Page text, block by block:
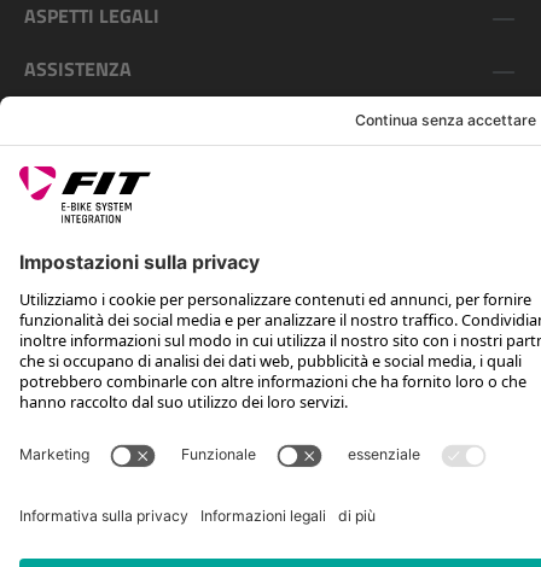
ASPETTI LEGALI
ASSISTENZA
SEGUICI SU
*Prezzo al dettaglio consigliato IVA inclusa più spese di spedizione e TSA